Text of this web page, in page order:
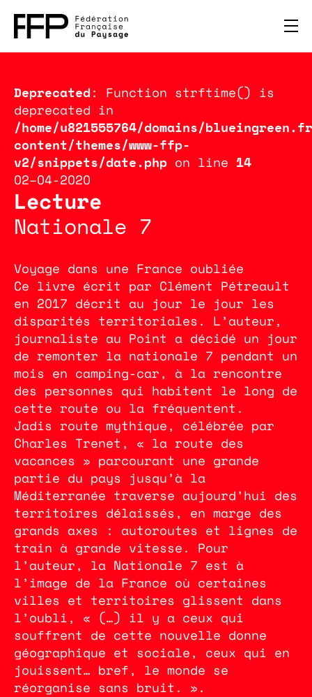
Deprecated: Function strftime() is
deprecated in
/home/u821555764/domains/
content/themes/www-ffp-
v2/snippets/date.php on line 14
02–04-2020
Lecture
Nationale 7
Voyage dans une France oubliée
Ce livre écrit par Clément Pétreault
en 2017 décrit au jour le jour les
disparités territoriales. L’auteur,
journaliste au Point a décidé un jour
de remonter la nationale 7 pendant un
mois en camping-car, à la rencontre
des personnes qui habitent le long de
cette route ou la fréquentent.
Jadis route mythique, célébrée par
Charles Trenet, « la route des
vacances » parcourant une grande
partie du pays jusqu’à la
Méditerranée traverse aujourd’hui des
territoires délaissés, en marge des
grands axes : autoroutes et lignes de
train à grande vitesse. Pour
l’auteur, la Nationale 7 est à
l’image de la France où certaines
villes et territoires glissent dans
l’oubli, « (…) il y a ceux qui
souffrent de cette nouvelle donne
géographique et sociale, ceux qui en
jouissent… bref, le monde se
réorganise sans bruit. ».